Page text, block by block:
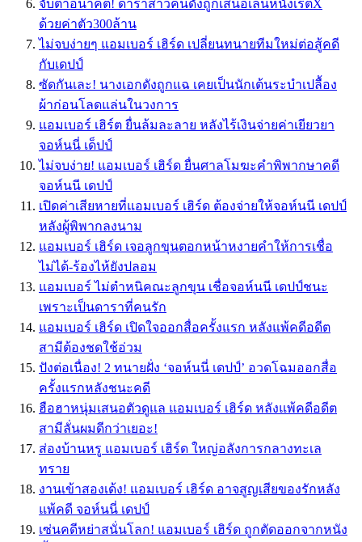
จับตาอนาคต! ดาราสาวคนดังถูกเสนอเล่นหนังเรตX
ด้วยค่าตัว300ล้าน
ไม่จบง่ายๆ แอมเบอร์ เฮิร์ด เปลี่ยนทนายทีมใหม่ต่อสู้คดี
กับเดปป์
ซัดกันเละ! นางเอกดังถูกแฉ เคยเป็นนักเต้นระบำเปลื้อง
ผ้าก่อนโลดแล่นในวงการ
แอมเบอร์ เฮิร์ต ยื่นล้มละลาย หลังไร้เงินจ่ายค่าเยียวยา
จอห์นนี่ เด็ปป์
ไม่จบง่าย! แอมเบอร์ เฮิร์ด ยื่นศาลโมฆะคำพิพากษาคดี
จอห์นนี เดปป์
เปิดค่าเสียหายที่แอมเบอร์ เฮิร์ด ต้องจ่ายให้จอห์นนี เดปป์
หลังผู้พิพากลงนาม
แอมเบอร์ เฮิร์ด เจอลูกขุนตอกหน้าหงายคำให้การเชื่อ
ไม่ได้-ร้องไห้ยังปลอม
แอมเบอร์ ไม่ตำหนิคณะลูกขุน เชื่อจอห์นนี เดปป์ชนะ
เพราะเป็นดาราที่คนรัก
แอมเบอร์ เฮิร์ด เปิดใจออกสื่อครั้งแรก หลังแพ้คดีอดีต
สามีต้องชดใช้อ่วม
ปังต่อเนื่อง! 2 ทนายฝั่ง ‘จอห์นนี่ เดปป์’ อวดโฉมออกสื่อ
ครั้งแรกหลังชนะคดี
ฮือฮาหนุ่มเสนอตัวดูแล แอมเบอร์ เฮิร์ด หลังแพ้คดีอดีต
สามีลั่นผมดีกว่าเยอะ!
ส่องบ้านหรู แอมเบอร์ เฮิร์ด ใหญ่อลังการกลางทะเล
ทราย
งานเข้าสองเด้ง! แอมเบอร์ เฮิร์ด อาจสูญเสียของรักหลัง
แพ้คดี จอห์นนี่ เดปป์
เซ่นคดีหย่าสนั่นโลก! แอมเบอร์ เฮิร์ด ถูกตัดออกจากหนัง